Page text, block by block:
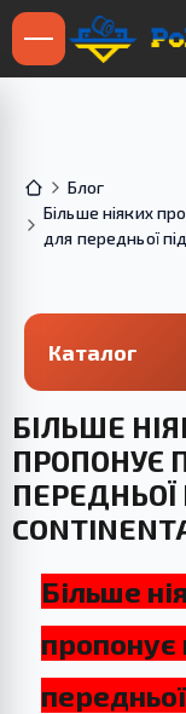
Блог
Більше ніяких
для передньої
Каталог
БІЛЬШЕ
ПРОПОНУЄ
ПЕРЕДНЬОЇ
Більше
пропонує